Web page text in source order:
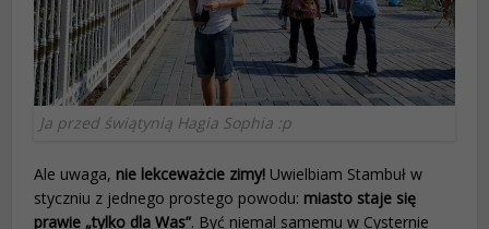
Ja przed świątynią Hagia Sophia :p
Ale uwaga, nie lekceważcie zimy! Uwielbiam Stambuł w
styczniu z jednego prostego powodu: miasto staje się
prawie „tylko dla Was”. Być niemal samemu w Cysternie